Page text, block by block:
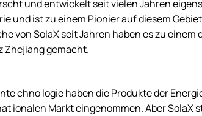
und entwickelt seit vielen Jahren
und ist zu einem Pionier auf diesem
von SolaX seit Jahren haben es zu
Zhejiang gemacht.
chno logie haben die Produkte der
ionalen Markt eingenommen. Aber SolaX